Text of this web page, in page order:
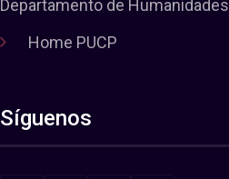
Departamento de Humanidades
Home PUCP
Síguenos